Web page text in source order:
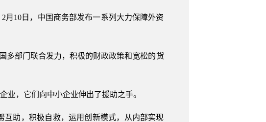
月10日，中国商务部发布一系列大力保障外资
多部门联合发力，积极的财政政策和宽松的货
业，它们向中小企业伸出了援助之手。
互助，积极自救，运用创新模式，从内部实现